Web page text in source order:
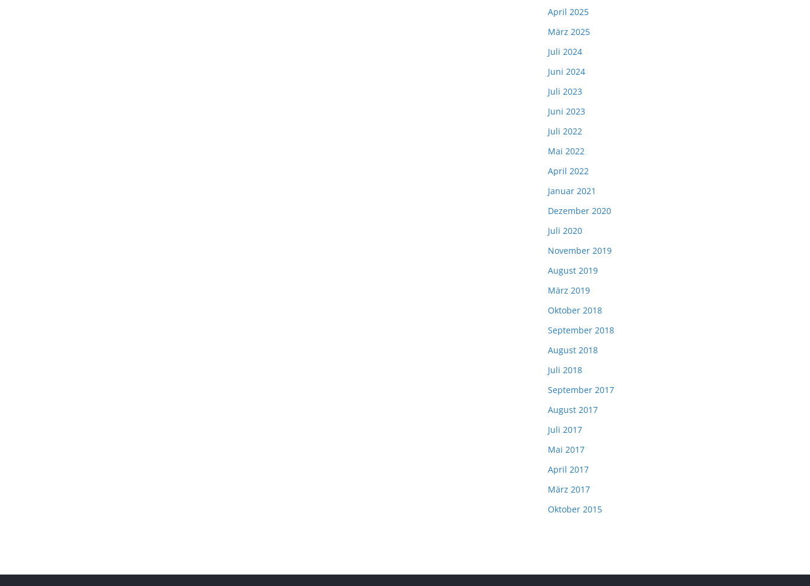
April 2025
März 2025
Juli 2024
Juni 2024
Juli 2023
Juni 2023
Juli 2022
Mai 2022
April 2022
Januar 2021
Dezember 2020
Juli 2020
November 2019
August 2019
März 2019
Oktober 2018
September 2018
August 2018
Juli 2018
September 2017
August 2017
Juli 2017
Mai 2017
April 2017
März 2017
Oktober 2015